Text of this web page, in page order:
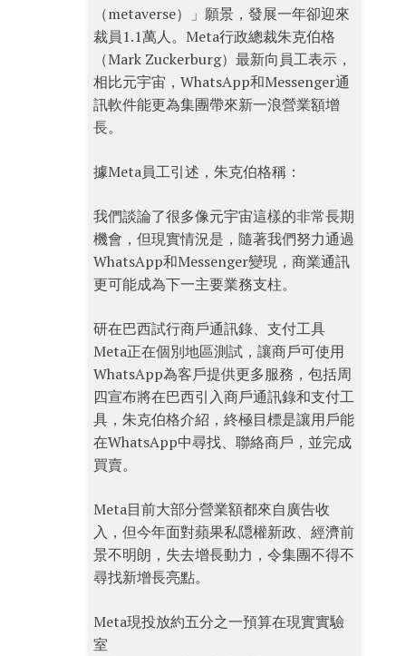
（metaverse）」願景，發展一年卻迎來
裁員1.1萬人。Meta行政總裁朱克伯格
（Mark Zuckerburg）最新向員工表示，
相比元宇宙，WhatsApp和Messenger通
訊軟件能更為集團帶來新一浪營業額增
長。
據Meta員工引述，朱克伯格稱：
我們談論了很多像元宇宙這樣的非常長期
機會，但現實情況是，隨著我們努力通過
WhatsApp和Messenger變現，商業通訊
更可能成為下一主要業務支柱。
研在巴西試行商戶通訊錄、支付工具
Meta正在個別地區測試，讓商戶可使用
WhatsApp為客戶提供更多服務，包括周
四宣布將在巴西引入商戶通訊錄和支付工
具，朱克伯格介紹，終極目標是讓用戶能
在WhatsApp中尋找、聯絡商戶，並完成
買賣。
Meta目前大部分營業額都來自廣告收
入，但今年面對蘋果私隠權新政、經濟前
景不明朗，失去增長動力，令集團不得不
尋找新增長亮點。
Meta現投放約五分之一預算在現實實驗
室